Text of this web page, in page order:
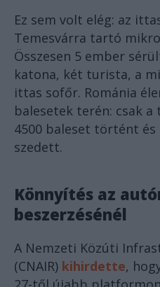
Ez sem volt elég: az
Temesvárra tartó
Összesen 5 ember
katona, két turista, a
ittas sofőr. Románia
balesetek terén: csak a
4500 baleset történt
szedett.
Könnyítés az
beszerzésénél
A Nemzeti Közúti
(CNAIR) kihirdette,